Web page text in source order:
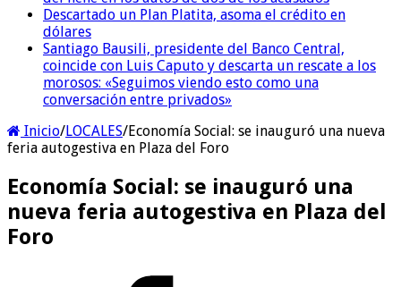
Descartado un Plan Platita, asoma el crédito en
dólares
Santiago Bausili, presidente del Banco Central,
coincide con Luis Caputo y descarta un rescate a los
morosos: «Seguimos viendo esto como una
conversación entre privados»
Inicio/LOCALES/Economía Social: se inauguró una nueva
feria autogestiva en Plaza del Foro
Economía Social: se inauguró una
nueva feria autogestiva en Plaza del
Foro